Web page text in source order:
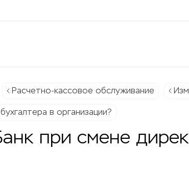
Расчетно-кассовое обслуживание
в организации?
при смене